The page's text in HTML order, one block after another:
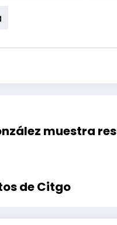
muestra
de Citgo